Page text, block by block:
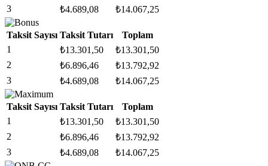
3
₺4.689,08 ₺14.067,25
Taksit Sayısı Taksit Tutarı
Toplam
1
₺13.301,50 ₺13.301,50
2
₺6.896,46 ₺13.792,92
3
₺4.689,08 ₺14.067,25
Taksit Sayısı Taksit Tutarı
Toplam
1
₺13.301,50 ₺13.301,50
2
₺6.896,46 ₺13.792,92
3
₺4.689,08 ₺14.067,25